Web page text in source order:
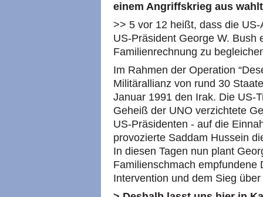
einem Angriffskrieg aus
>> 5 vor 12 heißt, dass die
US-Präsident George W. Bush
Familienrechnung zu
Im Rahmen der Operation
Militärallianz von rund 30
Januar 1991 den Irak. Die US-
Geheiß der UNO verzichtete
US-Präsidenten - auf die
provozierte Saddam Hussein
In diesen Tagen nun plant
Familienschmach empfundene
Intervention und dem Sieg